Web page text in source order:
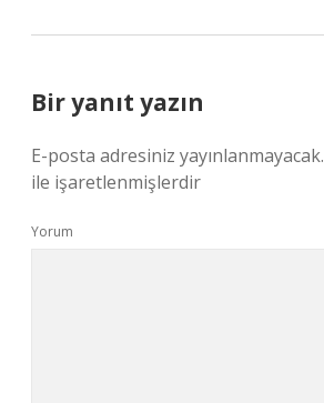
Bir yanıt yazın
E-posta adresiniz yayınlanmayacak.
ile işaretlenmişlerdir
Yorum